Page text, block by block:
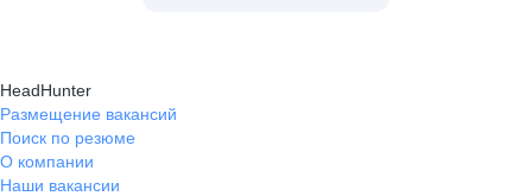
HeadHunter
Размещение вакансий
Поиск по резюме
О компании
Наши вакансии